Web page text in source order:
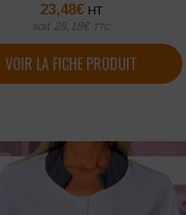
23,48€ HT
soit 28,18€ TTC
VOIR LA FICHE PRODUIT